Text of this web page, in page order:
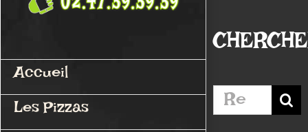
Accueil
Les Pizzas
Rechercher: